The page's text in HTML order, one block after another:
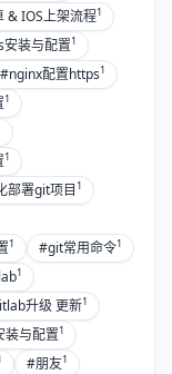
& IOS上架流程1
装与配置1
#nginx配置https1
1
1
部署git项目 1
1 #git常用命令1
1
升级 更新1
与配置1
#朋友1